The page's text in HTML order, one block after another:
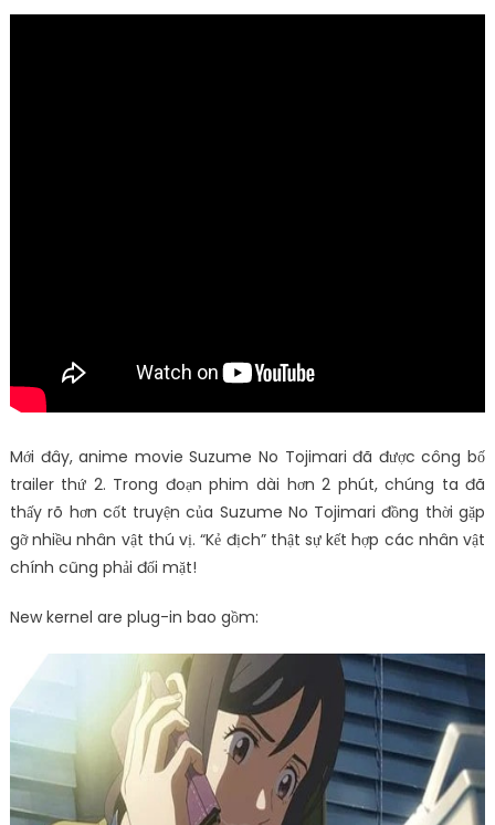
Mới đây, anime movie Suzume No Tojimari đã được công bố
trailer thứ 2. Trong đoạn phim dài hơn 2 phút, chúng ta đã
thấy rõ hơn cốt truyện của Suzume No Tojimari đồng thời gặp
gỡ nhiều nhân vật thú vị. “Kẻ địch” thật sự kết hợp các nhân vật
chính cũng phải đối mặt!
New kernel are plug-in bao gồm: